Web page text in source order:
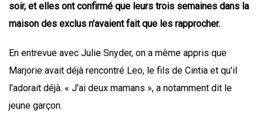
soir, et elles ont confirmé que leurs trois semaines dans la
maison des exclus n'avaient fait que les rapprocher.
En entrevue avec Julie Snyder, on a même appris que
Marjorie avait déjà rencontré Leo, le fils de Cintia et qu'il
l'adorait déjà. « J'ai deux mamans », a notamment dit le
jeune garçon.